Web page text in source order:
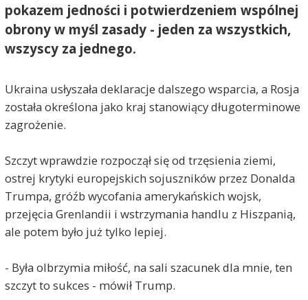
pokazem jedności i potwierdzeniem wspólnej
obrony w myśl zasady - jeden za wszystkich,
wszyscy za jednego.
Ukraina usłyszała deklaracje dalszego wsparcia, a Rosja
została określona jako kraj stanowiący długoterminowe
zagrożenie.
Szczyt wprawdzie rozpoczął się od trzęsienia ziemi,
ostrej krytyki europejskich sojuszników przez Donalda
Trumpa, gróźb wycofania amerykańskich wojsk,
przejęcia Grenlandii i wstrzymania handlu z Hiszpanią,
ale potem było już tylko lepiej.
- Była olbrzymia miłość, na sali szacunek dla mnie, ten
szczyt to sukces - mówił Trump.